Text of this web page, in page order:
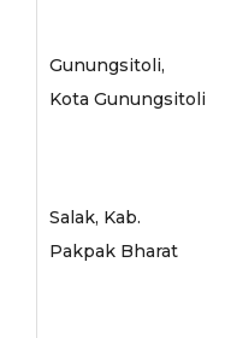
Gunungsitoli,
Kota Gunungsitoli
Salak, Kab.
Pakpak Bharat